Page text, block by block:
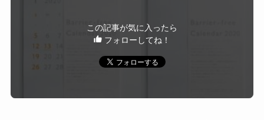
この記事が気に入ったら
フォローしてね！